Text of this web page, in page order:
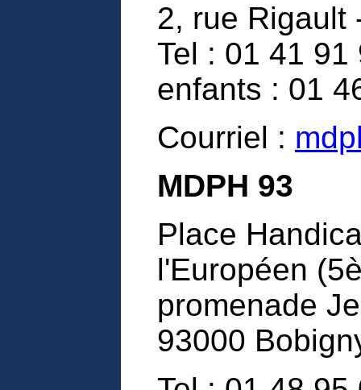
2, rue Rigault
Tel : 01 41
enfants : 01
Courriel :
MDPH 93
Place
l'Européen
promenade
93000